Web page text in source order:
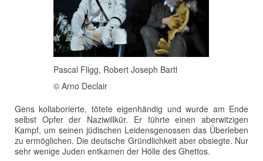
Pascal Fligg, Robert Joseph Bartl
© Arno Declair
Gens kollaborierte, tötete eigenhändig und wurde am Ende
selbst Opfer der Naziwillkür. Er führte einen aberwitzigen
Kampf, um seinen jüdischen Leidensgenossen das Überleben
zu ermöglichen. Die deutsche Gründlichkeit aber obsiegte. Nur
sehr wenige Juden entkamen der Hölle des Ghettos.